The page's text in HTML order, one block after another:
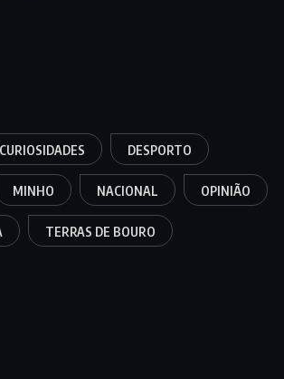
CURIOSIDADES DESPORTO
MINHO NACIONAL OPINIÃO
TERRAS DE BOURO